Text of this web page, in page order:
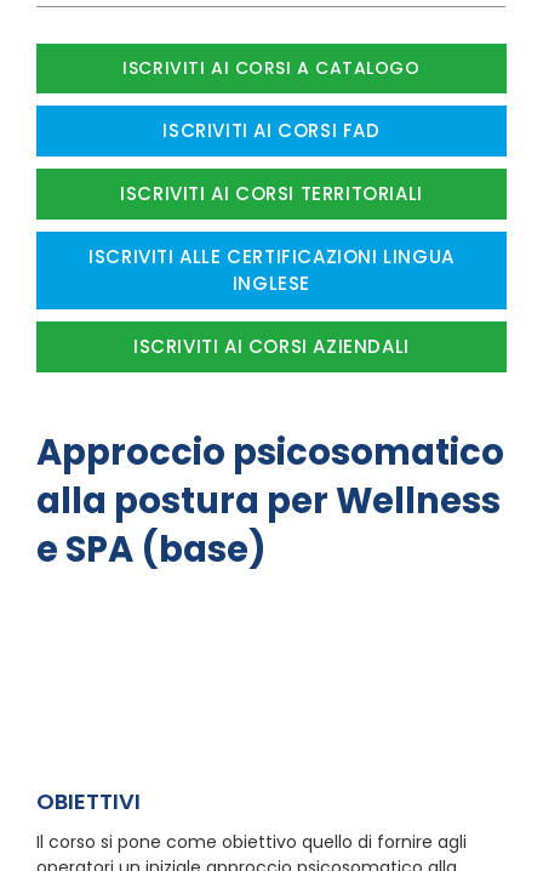
ISCRIVITI AI CORSI A CATALOGO
ISCRIVITI AI CORSI FAD
ISCRIVITI AI CORSI TERRITORIALI
ISCRIVITI ALLE CERTIFICAZIONI LINGUA
INGLESE
ISCRIVITI AI CORSI AZIENDALI
Approccio psicosomatico
alla postura per Wellness
e SPA (base)
OBIETTIVI
Il corso si pone come obiettivo quello di fornire agli